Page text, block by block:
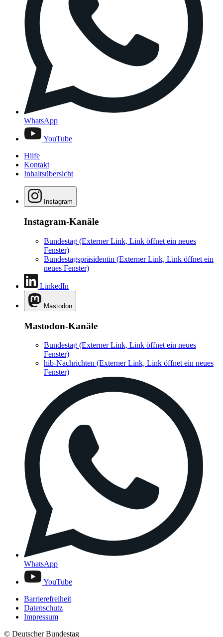
WhatsApp
YouTube
Hilfe
Kontakt
Inhaltsübersicht
Instagram
Instagram-Kanäle
Bundestag (Externer Link, Link öffnet ein neues
Fenster)
Bundestagspräsidentin (Externer Link, Link öffnet ein
neues Fenster)
LinkedIn
Mastodon
Mastodon-Kanäle
Bundestag (Externer Link, Link öffnet ein neues
Fenster)
hib-Nachrichten (Externer Link, Link öffnet ein neues
Fenster)
WhatsApp
YouTube
Barrierefreiheit
Datenschutz
Impressum
© Deutscher Bundestag